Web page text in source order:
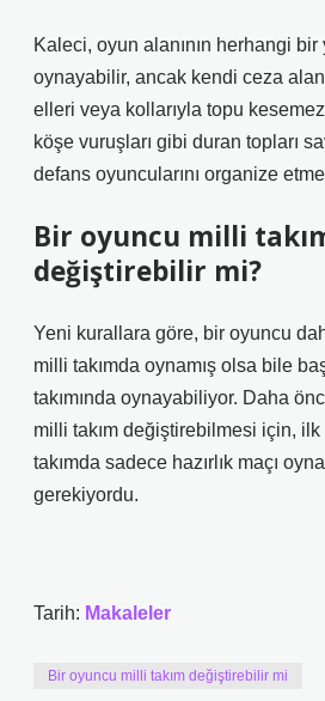
Kaleci, oyun alanının herhangi
oynayabilir, ancak kendi ceza
elleri veya kollarıyla topu
köşe vuruşları gibi duran topları
defans oyuncularını organize
Bir oyuncu milli
değiştirebilir mi?
Yeni kurallara göre, bir oyuncu
milli takımda oynamış olsa bile
takımında oynayabiliyor. Daha
milli takım değiştirebilmesi için, ilk
takımda sadece hazırlık maçı
gerekiyordu.
Tarih: Makaleler
Bir oyuncu milli takım değiştirebilir mi